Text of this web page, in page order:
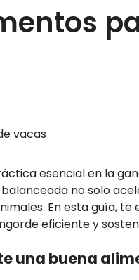
esencial en la
no solo
En esta guía,
eficiente y
una buena